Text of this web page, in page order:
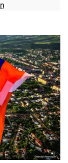
վերաքննիչ